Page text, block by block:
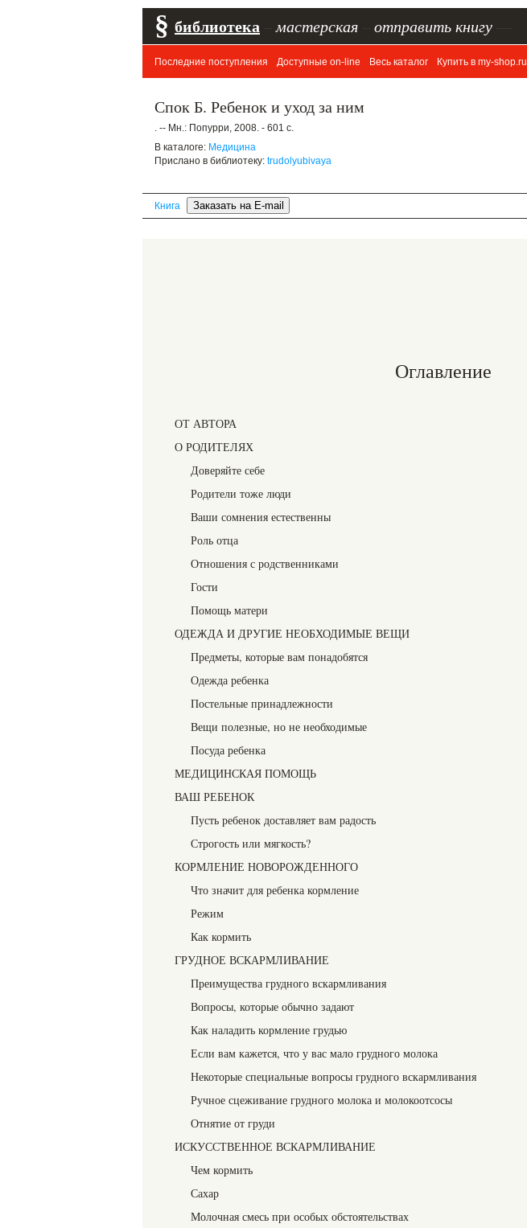
§ библиотека мастерская отправить книгу
Последние поступления Доступные on-line Весь каталог Купить в my-shop.ru
Спок Б. Ребенок и уход за ним
. -- Мн.: Попурри, 2008. - 601 с.
В каталоге: Медицина
Прислано в библиотеку: trudolyubivaya
Книга
Оглавление
ОТ АВТОРА
О РОДИТЕЛЯХ
Доверяйте себе
Родители тоже люди
Ваши сомнения естественны
Роль отца
Отношения с родственниками
Гости
Помощь матери
ОДЕЖДА И ДРУГИЕ НЕОБХОДИМЫЕ ВЕЩИ
Предметы, которые вам понадобятся
Одежда ребенка
Постельные принадлежности
Вещи полезные, но не необходимые
Посуда ребенка
МЕДИЦИНСКАЯ ПОМОЩЬ
ВАШ РЕБЕНОК
Пусть ребенок доставляет вам радость
Строгость или мягкость?
КОРМЛЕНИЕ НОВОРОЖДЕННОГО
Что значит для ребенка кормление
Режим
Как кормить
ГРУДНОЕ ВСКАРМЛИВАНИЕ
Преимущества грудного вскармливания
Вопросы, которые обычно задают
Как наладить кормление грудью
Если вам кажется, что у вас мало грудного молока
Некоторые специальные вопросы грудного вскармливания
Ручное сцеживание грудного молока и молокоотсосы
Отнятие от груди
ИСКУССТВЕННОЕ ВСКАРМЛИВАНИЕ
Чем кормить
Сахар
Молочная смесь при особых обстоятельствах